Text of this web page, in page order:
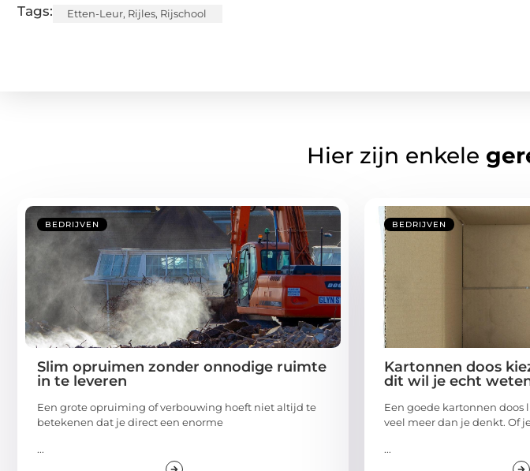
Tags: Etten-Leur, Rijles, Rijschool
Hier zijn enkele
BEDRIJVEN
Slim opruimen zonder onnodige ruimte
in te leveren
Een grote opruiming of verbouwing hoeft niet altijd te
betekenen dat je direct een enorme
...
BEDRIJVEN
Kartonnen doos
dit wil je echt
Een goede kartonnen
veel meer dan je denkt. Of
...